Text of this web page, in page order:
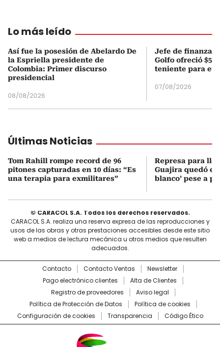
Lo más leído
Así fue la posesión de Abelardo De
la Espriella presidente de
Colombia: Primer discurso
presidencial
08/08/2026
Jefe de finanzas
Golfo ofreció
teniente para
07/08/2026
Últimas Noticias
Tom Rahill rompe record de 96
pitones capturadas en 10 días: “Es
una terapia para exmilitares”
Represa para
Guajira quedó en
blanco’ pese a
© CARACOL S.A. Todos los derechos reservados.
CARACOL S.A. realiza una reserva expresa de las reproducciones y
usos de las obras y otras prestaciones accesibles desde este sitio
web a medios de lectura mecánica u otros medios que resulten
adecuados.
Contacto Contacto Ventas
Newsletter
Pago electrónico clientes
Alta de Clientes
Registro de proveedores
Aviso legal
Política de Protección de Datos
Política de cookies
Configuración de cookies
Transparencia Código Ético